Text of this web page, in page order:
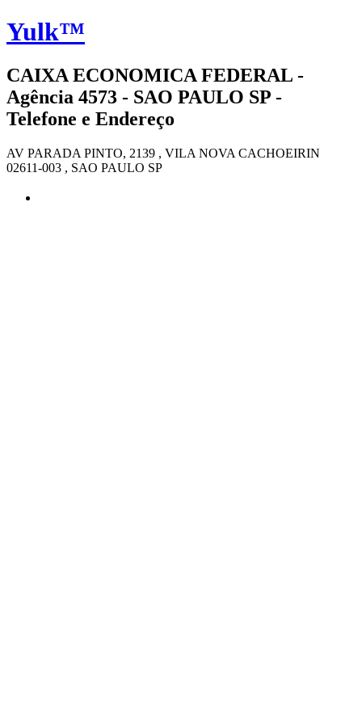
Yulk™
CAIXA ECONOMICA FEDERAL -
Agência 4573 - SAO PAULO SP -
Telefone e Endereço
AV PARADA PINTO, 2139 , VILA NOVA CACHOEIRIN
02611-003 , SAO PAULO SP